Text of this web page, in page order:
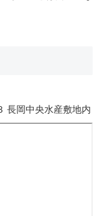
長岡中央水産敷地内